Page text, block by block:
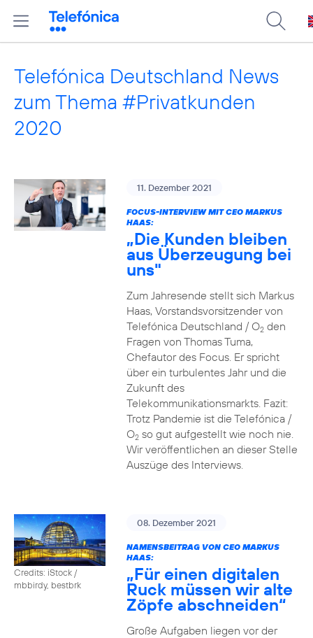
Telefónica Deutschland News
zum Thema #Privatkunden
2020
11. Dezember 2021
FOCUS-INTERVIEW MIT CEO MARKUS
HAAS:
„Die Kunden bleiben
aus Überzeugung bei
uns"
Zum Jahresende stellt sich Markus
Haas, Vorstandsvorsitzender von
Telefónica Deutschland / O2den
Fragen von Thomas Tuma,
Chefautor des Focus. Er spricht
über ein turbulentes Jahr und die
Zukunft des
Telekommunikationsmarkts. Fazit:
Trotz Pandemie ist die Telefónica /
O2so gut aufgestellt wie noch nie.
Wir veröffentlichen an dieser Stelle
Auszüge des Interviews.
Credits: iStock /
mbbirdy, bestbrk
08. Dezember 2021
NAMENSBEITRAG VON CEO MARKUS
HAAS:
„Für einen digitalen
Ruck müssen wir alte
Zöpfe abschneiden“
Große Aufgaben liegen vor der